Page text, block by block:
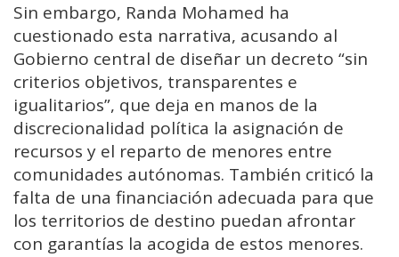
Sin embargo, Randa Mohamed ha
cuestionado esta narrativa, acusando al
Gobierno central de diseñar un decreto “sin
criterios objetivos, transparentes e
igualitarios”, que deja en manos de la
discrecionalidad política la asignación de
recursos y el reparto de menores entre
comunidades autónomas. También criticó la
falta de una financiación adecuada para que
los territorios de destino puedan afrontar
con garantías la acogida de estos menores.